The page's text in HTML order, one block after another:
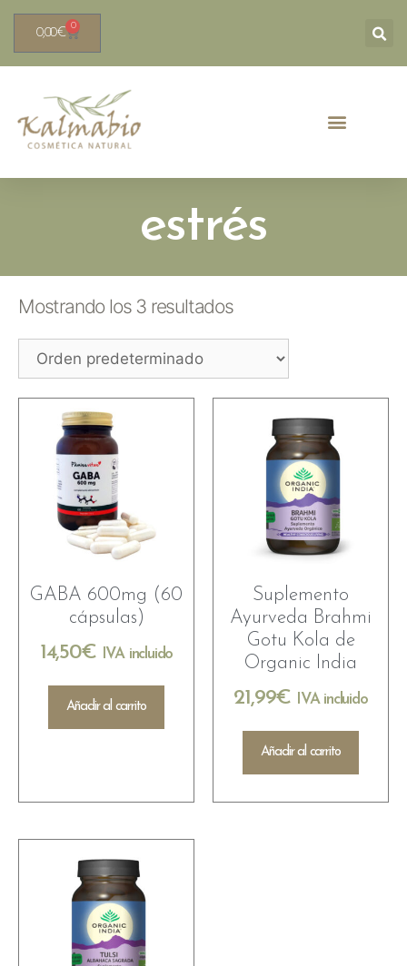
0,00€
0
estrés
Mostrando los 3 resultados
GABA 600mg (60
cápsulas)
14,50€ IVA incluido
Añadir al carrito
Suplemento
Ayurveda Brahmi
Gotu Kola de
Organic India
21,99€ IVA incluido
Añadir al carrito